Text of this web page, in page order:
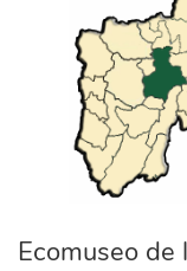
Ecomuseo